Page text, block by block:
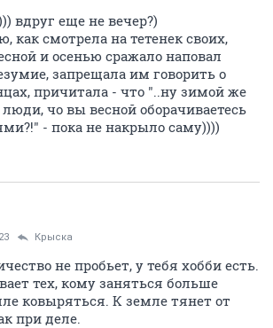
вдруг еще не вечер?)
как смотрела на тетенек своих,
и осенью сражало наповал
запрещала им говорить о
причитала - что "..ну зимой же
чо вы весной оборачиваетесь
- пока не накрыло саму))))
Крыска
не пробьет, у тебя хобби есть.
тех, кому заняться больше
ковыряться. К земле тянет от
при деле.